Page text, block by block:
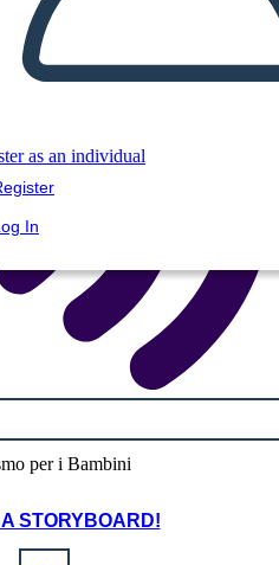
as an individual
In
STORYBOARD!